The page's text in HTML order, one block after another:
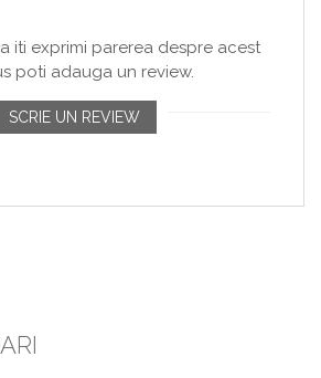
iti exprimi parerea despre acest
poti adauga un review.
SCRIE UN REVIEW